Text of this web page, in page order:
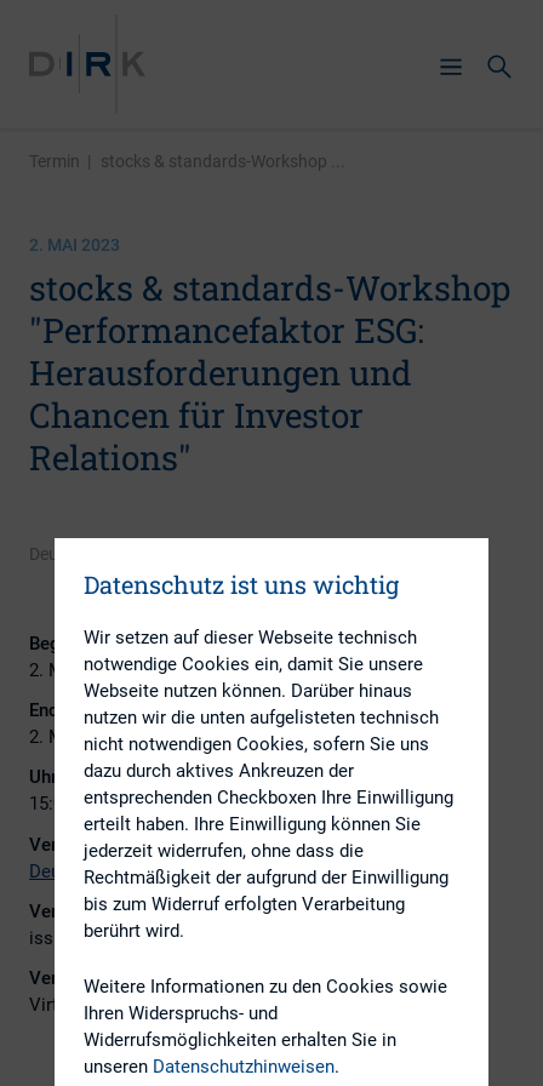
Termin | stocks & standards-Workshop ...
2. MAI 2023
stocks & standards-Workshop
"Performancefaktor ESG:
Herausforderungen und
Chancen für Investor
Relations"
Deutsche Börse Cash Market
Beginn:
2. Mai 2023
Ende:
2. Mai 2023
Uhrzeit:
15:00 - 17:00
Veranstalter:
Deutsche Börse Cash Market
Veranstalter E-Mail:
issuerservices@deutsche-boerse.com
Veranstaltungsort:
Virtuell & Get-together am Börsenplatz 4
Datenschutz ist uns wichtig
Wir setzen auf dieser Webseite technisch
notwendige Cookies ein, damit Sie unsere
Webseite nutzen können. Darüber hinaus
nutzen wir die unten aufgelisteten technisch
nicht notwendigen Cookies, sofern Sie uns
dazu durch aktives Ankreuzen der
entsprechenden Checkboxen Ihre Einwilligung
erteilt haben. Ihre Einwilligung können Sie
jederzeit widerrufen, ohne dass die
Rechtmäßigkeit der aufgrund der Einwilligung
bis zum Widerruf erfolgten Verarbeitung
berührt wird.
Weitere Informationen zu den Cookies sowie
Ihren Widerspruchs- und
Widerrufsmöglichkeiten erhalten Sie in
unseren Datenschutzhinweisen.